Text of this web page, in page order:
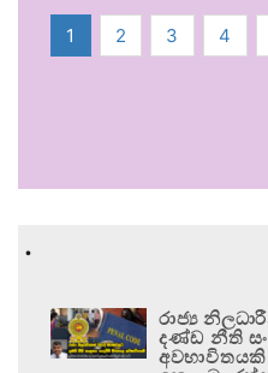
1 2 3 4
.
රාජ්‍ය
දණ්ඩ නීති